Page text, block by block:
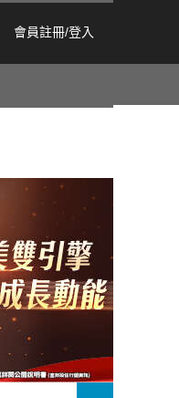
會員註冊/登入